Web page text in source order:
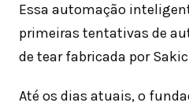
Essa automação
primeiras tentativas de
de tear fabricada por
Até os dias atuais, o